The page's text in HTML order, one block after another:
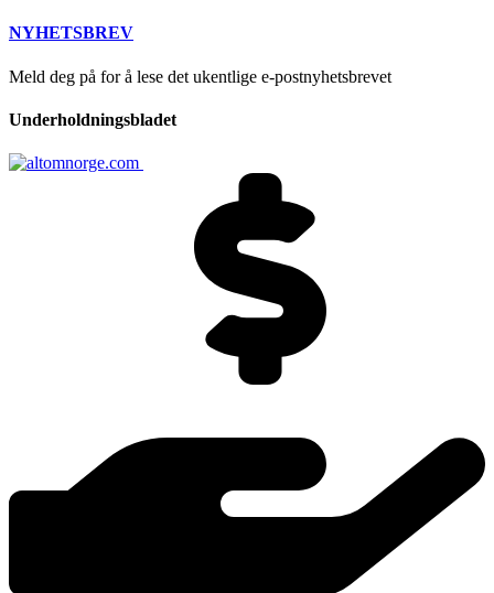
NYHETSBREV
Meld deg på for å lese det ukentlige e-postnyhetsbrevet
Underholdningsbladet